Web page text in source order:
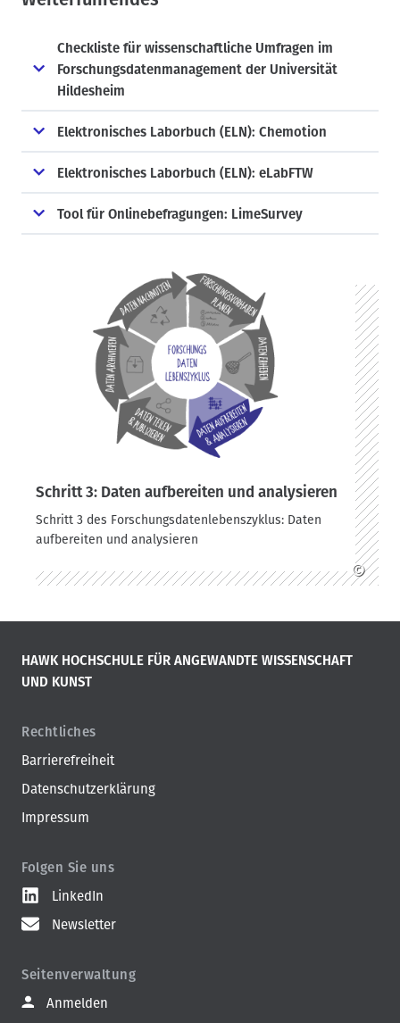
Checkliste für wissenschaftliche Umfragen im
Forschungsdatenmanagement der Universität
Hildesheim
Elektronisches Laborbuch (ELN): Chemotion
Elektronisches Laborbuch (ELN): eLabFTW
Tool für Onlinebefragungen: LimeSurvey
©
Schritt 3: Daten aufbereiten und analysieren
Schritt 3 des Forschungsdatenlebenszyklus: Daten
aufbereiten und analysieren
HAWK HOCHSCHULE FÜR ANGEWANDTE WISSENSCHAFT
UND KUNST
Rechtliches
Barrierefreiheit
Datenschutzerklärung
Impressum
Folgen Sie uns
LinkedIn
Newsletter
Seitenverwaltung
Anmelden